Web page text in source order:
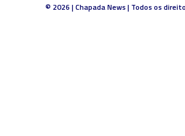
© 2026 | Chapada News | Todos os